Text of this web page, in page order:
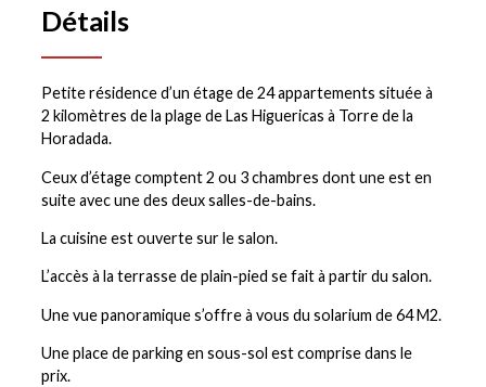
Détails
Petite résidence d’un étage de 24 appartements située à
2 kilomètres de la plage de Las Higuericas à Torre de la
Horadada.
Ceux d’étage comptent 2 ou 3 chambres dont une est en
suite avec une des deux salles-de-bains.
La cuisine est ouverte sur le salon.
L’accès à la terrasse de plain-pied se fait à partir du salon.
Une vue panoramique s’offre à vous du solarium de 64 M2.
Une place de parking en sous-sol est comprise dans le
prix.